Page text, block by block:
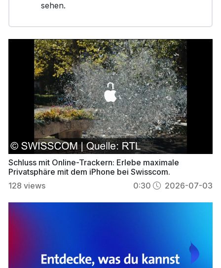
sehen.
Schluss mit Online-Trackern: Erlebe maximale
Privatsphäre mit dem iPhone bei Swisscom.
128 views 0:30 2026-07-03